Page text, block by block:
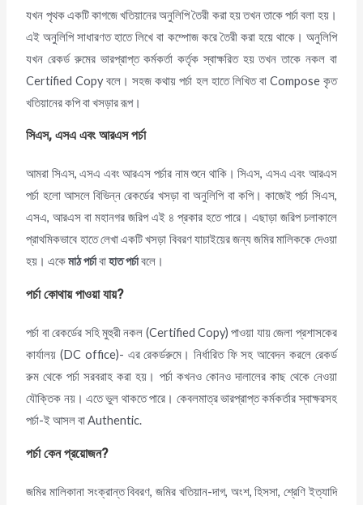
যখন পৃথক একটি কাগজে খতিয়ানের অনুলিপি তৈরী করা হয় তখন তাকে পর্চা বলা হয়।
এই অনুলিপি সাধারণত হাতে লিখে বা কম্পোজ করে তৈরী করা হয়ে থাকে। অনুলিপি
যখন রেকর্ড রুমের ভারপ্রাপ্ত কর্মকর্তা কর্তৃক স্বাক্ষরিত হয় তখন তাকে নকল বা
Certified Copy বলে। সহজ কথায় পর্চা হল হাতে লিখিত বা Compose কৃত
খতিয়ানের কপি বা খসড়ার রূপ।
সিএস, এসএ এবং আরএস পর্চা
আমরা সিএস, এসএ এবং আরএস পর্চার নাম শুনে থাকি। সিএস, এসএ এবং আরএস
পর্চা হলো আসলে বিভিন্ন রেকর্ডের খসড়া বা অনুলিপি বা কপি। কাজেই পর্চা সিএস,
এসএ, আরএস বা মহানগর জরিপ এই ৪ প্রকার হতে পারে। এছাড়া জরিপ চলাকালে
প্রাথমিকভাবে হাতে লেখা একটি খসড়া বিবরণ যাচাইয়ের জন্য জমির মালিককে দেওয়া
হয়। একেমাঠ পর্চাবাহাত পর্চাবলে।
পর্চা কোথায় পাওয়া যায়?
পর্চা বা রেকর্ডের সহি মুহুরী নকল (Certified Copy) পাওয়া যায় জেলা প্রশাসকের
কার্যালয় (DC office)- এর রেকর্ডরুমে। নির্ধারিত ফি সহ আবেদন করলে রেকর্ড
রুম থেকে পর্চা সরবরাহ করা হয়। পর্চা কখনও কোনও দালালের কাছ থেকে নেওয়া
যৌক্তিক নয়। এতে ভুল থাকতে পারে। কেবলমাত্র ভারপ্রাপ্ত কর্মকর্তার স্বাক্ষরসহ
পর্চা-ই আসল বা Authentic.
পর্চা কেন প্রয়োজন?
জমির মালিকানা সংক্রান্ত বিবরণ, জমির খতিয়ান-দাগ, অংশ, হিসসা, শ্রেণি ইত্যাদি